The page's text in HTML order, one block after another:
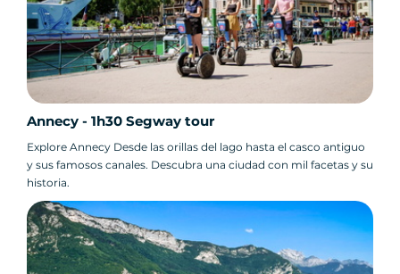
Annecy - 1h30 Segway tour
Explore Annecy Desde las orillas del lago hasta el casco antiguo
y sus famosos canales. Descubra una ciudad con mil facetas y su
historia.